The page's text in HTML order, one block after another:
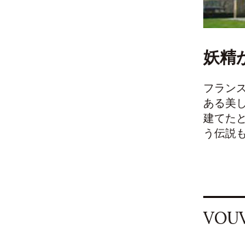
妖精
フラン
ある美
建てた
う伝説も